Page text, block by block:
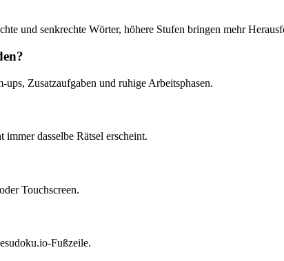
und senkrechte Wörter, höhere Stufen bringen mehr
Zusatzaufgaben und ruhige Arbeitsphasen.
immer dasselbe Rätsel erscheint.
Touchscreen.
Fußzeile.